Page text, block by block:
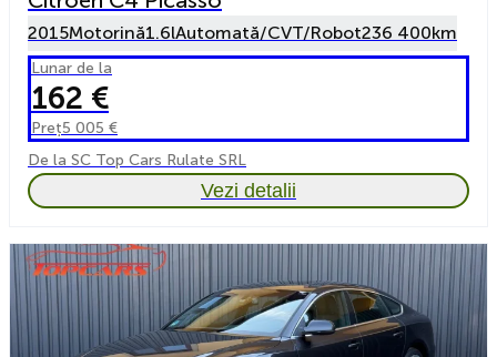
2015Motorină1.6lAutomată/CVT/Robot236 400km
Lunar de la
162 €
Preț5 005 €
De la SC Top Cars Rulate SRL
Vezi detalii